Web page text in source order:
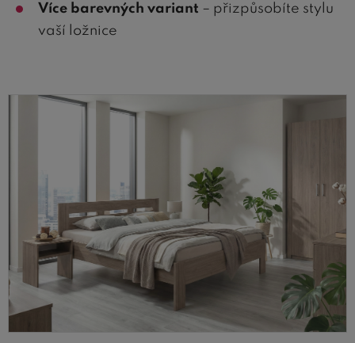
Více barevných variant – přizpůsobíte stylu
vaší ložnice